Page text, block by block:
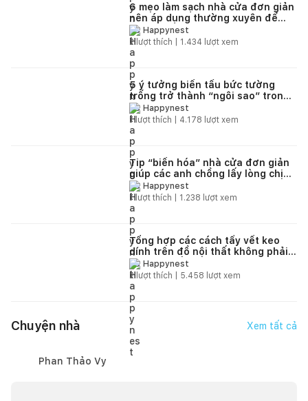
6 mẹo làm sạch nhà cửa đơn giản
nên áp dụng thường xuyên để
phòng tránh virus
Happynest
2lượt thích | 1.434 lượt xem
5 ý tưởng biến tấu bức tường
trống trở thành “ngôi sao” trong
căn nhà của bạn
Happynest
1lượt thích | 4.178 lượt xem
Tip “biến hóa” nhà cửa đơn giản
giúp các anh chồng lấy lòng chị
em phụ nữ
Happynest
1lượt thích | 1.238 lượt xem
Tổng hợp các cách tẩy vết keo
dính trên đồ nội thất không phải
ai cũng biết
Happynest
2lượt thích | 5.458 lượt xem
Chuyện nhà Xem tất cả
Phan Thảo Vy